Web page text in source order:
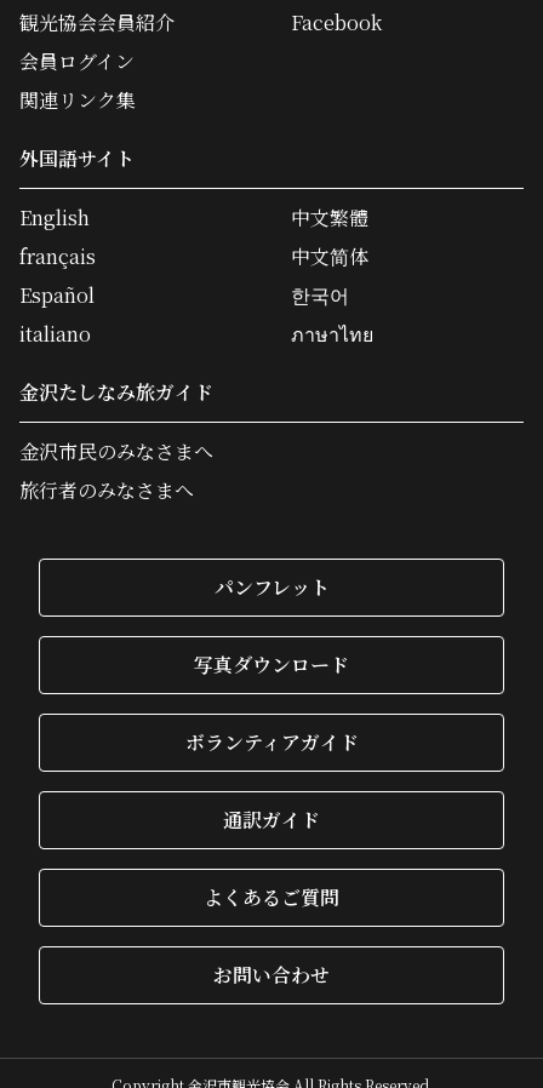
観光協会会員紹介
会員ログイン
関連リンク集
Facebook
外国語サイト
English
français
Español
italiano
中文繁體
中文简体
한국어
ภาษาไทย
金沢たしなみ旅ガイド
金沢市民のみなさまへ
旅行者のみなさまへ
パンフレット
写真ダウンロード
ボランティアガイド
通訳ガイド
よくあるご質問
お問い合わせ